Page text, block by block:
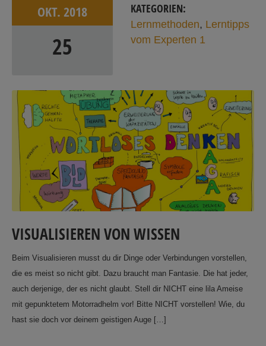
OKT. 2018
25
KATEGORIEN:
Lernmethoden, Lerntipps
vom Experten 1
VISUALISIEREN VON WISSEN
Beim Visualisieren musst du dir Dinge oder Verbindungen vorstellen,
die es meist so nicht gibt. Dazu braucht man Fantasie. Die hat jeder,
auch derjenige, der es nicht glaubt. Stell dir NICHT eine lila Ameise
mit gepunktetem Motorradhelm vor! Bitte NICHT vorstellen! Wie, du
hast sie doch vor deinem geistigen Auge […]